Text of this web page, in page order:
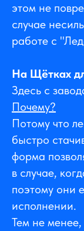
этом не
случае
работе с
На Щётках
Здесь с
Почему?
Потому что
быстро
форма
в случае,
поэтому они
исполнении.
Тем не